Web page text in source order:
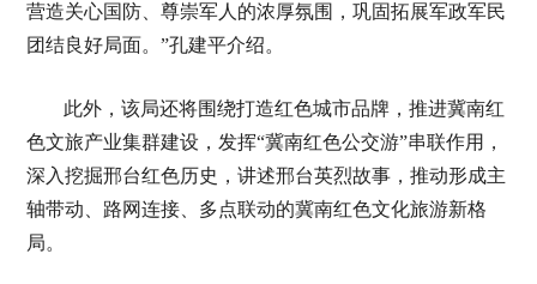
营造关心国防、尊崇军人的浓厚氛围，巩固拓展军政军民
团结良好局面。”孔建平介绍。
此外，该局还将围绕打造红色城市品牌，推进冀南红
色文旅产业集群建设，发挥“冀南红色公交游”串联作用，
深入挖掘邢台红色历史，讲述邢台英烈故事，推动形成主
轴带动、路网连接、多点联动的冀南红色文化旅游新格
局。